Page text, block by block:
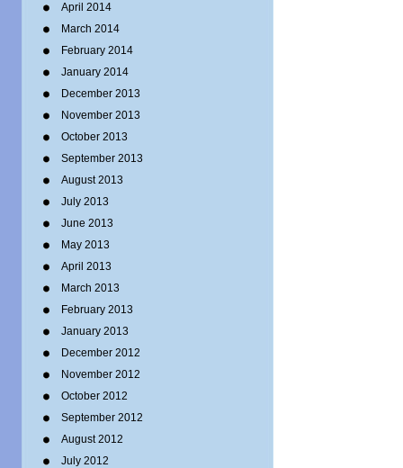
April 2014
March 2014
February 2014
January 2014
December 2013
November 2013
October 2013
September 2013
August 2013
July 2013
June 2013
May 2013
April 2013
March 2013
February 2013
January 2013
December 2012
November 2012
October 2012
September 2012
August 2012
July 2012